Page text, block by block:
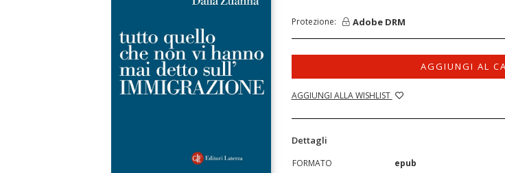
Protezione: Adobe DRM
AGGIUNGI AL
AGGIUNGI ALLA WISHLIST
Dettagli
FORMATO
epub